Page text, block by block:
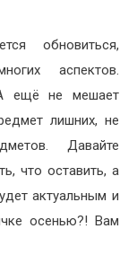
обновиться,
аспектов.
А ещё не мешает
лишних, не
Давайте
что оставить, а
актуальным и
осенью?! Вам